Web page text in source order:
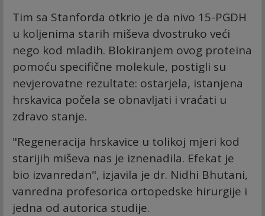
Tim sa Stanforda otkrio je da nivo 15-PGDH
u koljenima starih miševa dvostruko veći
nego kod mladih. Blokiranjem ovog proteina
pomoću specifične molekule, postigli su
nevjerovatne rezultate: ostarjela, istanjena
hrskavica počela se obnavljati i vraćati u
zdravo stanje.
"Regeneracija hrskavice u tolikoj mjeri kod
starijih miševa nas je iznenadila. Efekat je
bio izvanredan", izjavila je dr. Nidhi Bhutani,
vanredna profesorica ortopedske hirurgije i
jedna od autorica studije.